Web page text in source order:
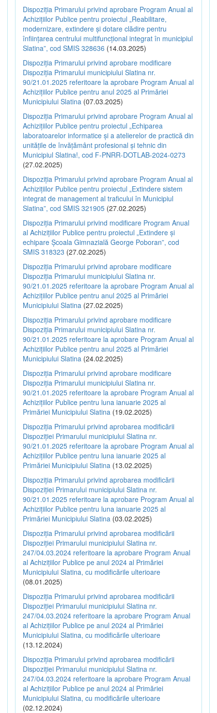
Dispoziția Primarului privind aprobare Program Anual al
Achizițiilor Publice pentru proiectul „Reabilitare,
modernizare, extindere și dotare clădire pentru
înființarea centrului multifuncțional integrat în municipiul
Slatina”, cod SMIS 328636 (14.03.2025)
Dispoziția Primarului privind aprobare modificare
Dispoziția Primarului municipiului Slatina nr.
90/21.01.2025 referitoare la aprobare Program Anual al
Achizițiilor Publice pentru anul 2025 al Primăriei
Municipiului Slatina (07.03.2025)
Dispoziția Primarului privind aprobare Program Anual al
Achizițiilor Publice pentru proiectul „Echiparea
laboratoarelor informatice și a atelierelor de practică din
unitățile de învățământ profesional și tehnic din
Municipiul Slatina!, cod F-PNRR-DOTLAB-2024-0273
(27.02.2025)
Dispoziția Primarului privind aprobare Program Anual al
Achizițiilor Publice pentru proiectul „Extindere sistem
integrat de management al traficului în Municipiul
Slatina”, cod SMIS 321905 (27.02.2025)
Dispoziția Primarului privind modificare Program Anual
al Achizițiilor Publice pentru proiectul „Extindere și
echipare Școala Gimnazială George Poboran”, cod
SMIS 318323 (27.02.2025)
Dispoziția Primarului privind aprobare modificare
Dispoziția Primarului municipiului Slatina nr.
90/21.01.2025 referitoare la aprobare Program Anual al
Achizițiilor Publice pentru anul 2025 al Primăriei
Municipiului Slatina (27.02.2025)
Dispoziția Primarului privind aprobare modificare
Dispoziția Primarului municipiului Slatina nr.
90/21.01.2025 referitoare la aprobare Program Anual al
Achizițiilor Publice pentru anul 2025 al Primăriei
Municipiului Slatina (24.02.2025)
Dispoziția Primarului privind aprobare modificare
Dispoziția Primarului municipiului Slatina nr.
90/21.01.2025 referitoare la aprobare Program Anual al
Achizițiilor Publice pentru luna ianuarie 2025 al
Primăriei Municipiului Slatina (19.02.2025)
Dispoziția Primarului privind aprobarea modificării
Dispoziției Primarului municipiului Slatina nr.
90/21.01.2025 referitoare la aprobare Program Anual al
Achizițiilor Publice pentru luna ianuarie 2025 al
Primăriei Municipiului Slatina (13.02.2025)
Dispoziția Primarului privind aprobarea modificării
Dispoziției Primarului municipiului Slatina nr.
90/21.01.2025 referitoare la aprobare Program Anual al
Achizițiilor Publice pentru luna ianuarie 2025 al
Primăriei Municipiului Slatina (03.02.2025)
Dispoziția Primarului privind aprobarea modificării
Dispoziției Primarului municipiului Slatina nr.
247/04.03.2024 referitoare la aprobare Program Anual
al Achizițiilor Publice pe anul 2024 al Primăriei
Municipiului Slatina, cu modificările ulterioare
(08.01.2025)
Dispoziția Primarului privind aprobarea modificării
Dispoziției Primarului municipiului Slatina nr.
247/04.03.2024 referitoare la aprobare Program Anual
al Achizițiilor Publice pe anul 2024 al Primăriei
Municipiului Slatina, cu modificările ulterioare
(13.12.2024)
Dispoziția Primarului privind aprobarea modificării
Dispoziției Primarului municipiului Slatina nr.
247/04.03.2024 referitoare la aprobare Program Anual
al Achizițiilor Publice pe anul 2024 al Primăriei
Municipiului Slatina, cu modificările ulterioare
(02.12.2024)